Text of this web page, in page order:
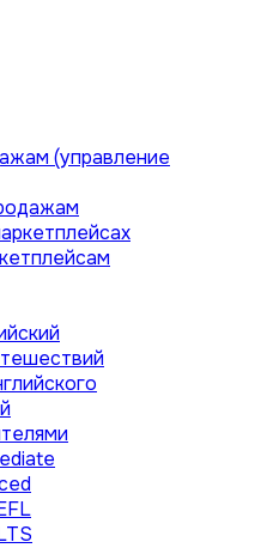
(управление